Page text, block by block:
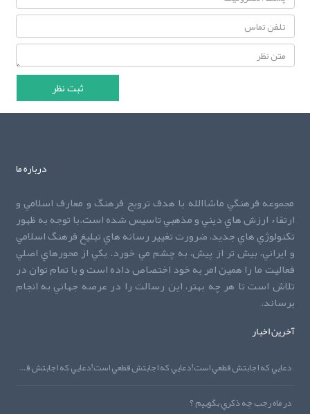
درباره ما
مجموعه فرهنگي ماشاالله با هدف ترويج فرهنگ و معارف اسلامي و
ارتقاء ارزش هاي ديني و مذهبي تاسيس شده است.با توجه به ظهور
تکنولوژي هاي جديد، ضرورت تغيير رسانه هاي تبليغ فرهنگ اسلامي
و ايراني، بيش تر از پيش، به چشم مي خورد. يکي از محورهاي اصلي
فعاليت ما را همين امر به خود اختصاص داده است و با تمام توان در
تلاش است تا هر چه بهتر، اين رسالت را در عرصه جهاني به انجام
برساند.
آخرین اخبار
دعايي که اجابتش قطعي است!دعايي که اجابتش قطعي است!دعايي که اجابتش قطعي است!
در ماه رجب چه ذکري بگوييم ؟